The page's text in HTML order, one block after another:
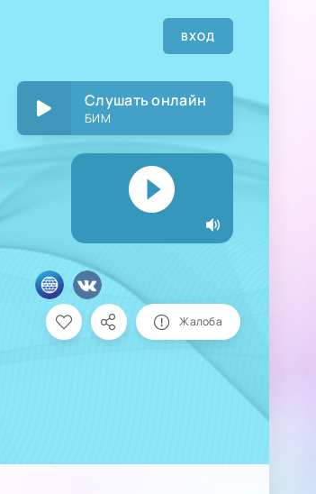
ВХОД
Слушать онлайн
БИМ
Жалоба